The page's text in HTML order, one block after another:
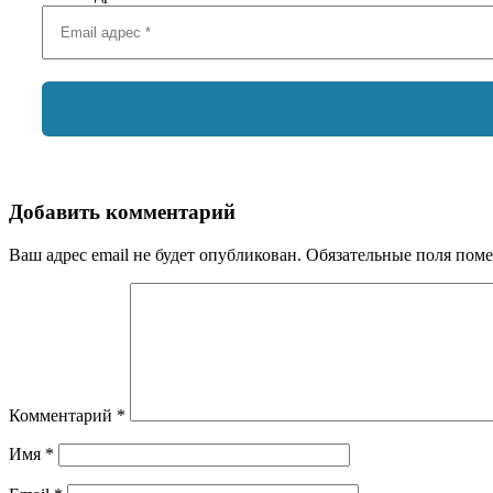
Добавить комментарий
Ваш адрес email не будет опубликован. Обязательные поля
Комментарий *
Имя *